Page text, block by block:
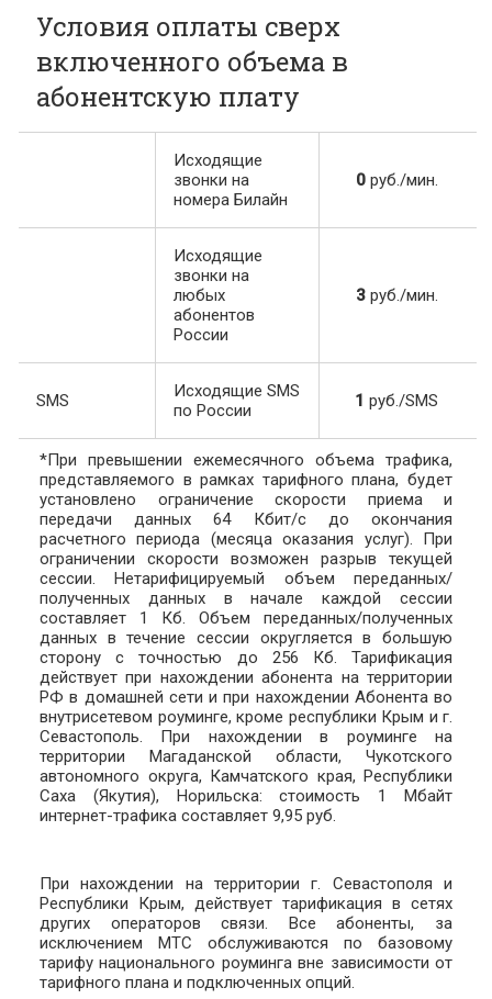
Условия оплаты сверх
включенного объема в
абонентскую плату
Исходящие
звонки на
номера Билайн
0руб./мин.
Исходящие
звонки на
любых
абонентов
России
3руб./мин.
SMS
Исходящие SMS
по России
1 руб./SMS
*При превышении ежемесячного объема трафика,
представляемого в рамках тарифного плана, будет
установлено ограничение скорости приема и
передачи данных 64 Кбит/с до окончания
расчетного периода (месяца оказания услуг). При
ограничении скорости возможен разрыв текущей
сессии. Нетарифицируемый объем переданных/
полученных данных в начале каждой сессии
составляет 1 Кб. Объем переданных/полученных
данных в течение сессии округляется в большую
сторону с точностью до 256 Кб. Тарификация
действует при нахождении абонента на территории
РФ в домашней сети и при нахождении Абонента во
внутрисетевом роуминге, кроме республики Крым и г.
Севастополь. При нахождении в роуминге на
территории Магаданской области, Чукотского
автономного округа, Камчатского края, Республики
Саха (Якутия), Норильска: стоимость 1 Мбайт
интернет-трафика составляет 9,95 руб.
При нахождении на территории г. Севастополя и
Республики Крым, действует тарификация в сетях
других операторов связи. Все абоненты, за
исключением МТС обслуживаются по базовому
тарифу национального роуминга вне зависимости от
тарифного плана и подключенных опций.